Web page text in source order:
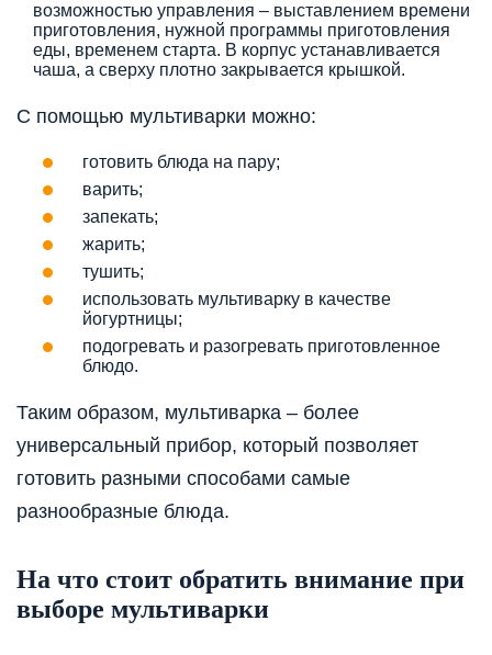
возможностью управления – выставлением времени
приготовления, нужной программы приготовления
еды, временем старта. В корпус устанавливается
чаша, а сверху плотно закрывается крышкой.
С помощью мультиварки можно:
готовить блюда на пару;
варить;
запекать;
жарить;
тушить;
использовать мультиварку в качестве
йогуртницы;
подогревать и разогревать приготовленное
блюдо.
Таким образом, мультиварка – более
универсальный прибор, который позволяет
готовить разными способами самые
разнообразные блюда.
На что стоит обратить внимание при
выборе мультиварки